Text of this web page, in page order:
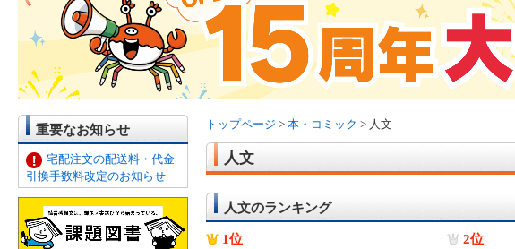
重要なお知らせ
宅配注文の配送料・代金
引換手数料改定のお知らせ
トップページ > 本・コミック > 人文
人文
人文のランキング
1位 2位